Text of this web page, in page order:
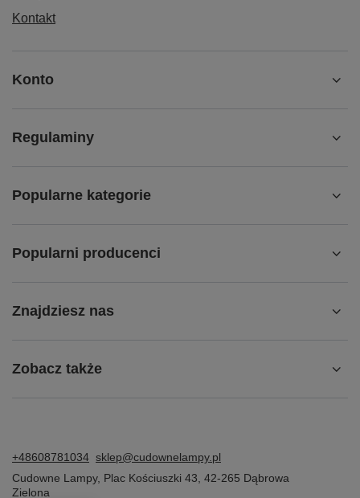
Kontakt
Konto
Regulaminy
Popularne kategorie
Popularni producenci
Znajdziesz nas
Zobacz także
+48608781034 sklep@cudownelampy.pl
Cudowne Lampy, Plac Kościuszki 43 42-265 Dąbrowa
Zielona